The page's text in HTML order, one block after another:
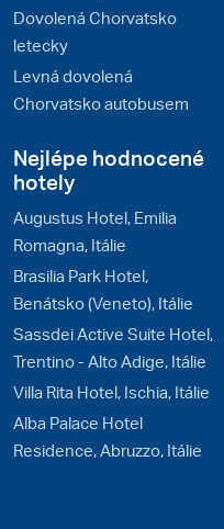
Dovolená Chorvatsko
letecky
Levná dovolená
Chorvatsko autobusem
Nejlépe hodnocené
hotely
Augustus Hotel, Emilia
Romagna, Itálie
Brasilia Park Hotel,
Benátsko (Veneto), Itálie
Sassdei Active Suite Hotel,
Trentino - Alto Adige, Itálie
Villa Rita Hotel, Ischia, Itálie
Alba Palace Hotel
Residence, Abruzzo, Itálie